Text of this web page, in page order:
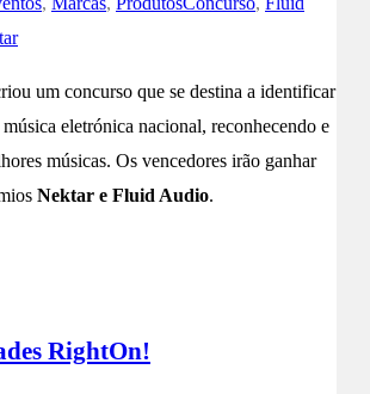
um concurso que se destina a identificar
eletrónica nacional, reconhecendo e
músicas. Os vencedores irão ganhar
Nektar e Fluid Audio.
RightOn!